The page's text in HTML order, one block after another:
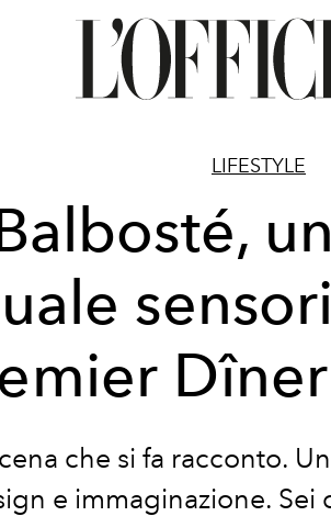
LIFESTYLE
che si fa racconto.
e immaginazione. Sei